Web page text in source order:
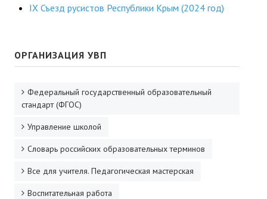
В ПОМОЩЬ УЧИТЕЛЮ
ГИА
Советуем прочитать
Готовимся к новому учебному году 2026-2027
Профессиональная переподготовка
IX Съезд русистов Республики Крым (2024 год)
ОРГАНИЗАЦИЯ УВП
Федеральный государственный образовательный
стандарт (ФГОС)
Управление школой
Словарь российских образовательных терминов
Все для учителя. Педагогическая мастерская
Воспитательная работа